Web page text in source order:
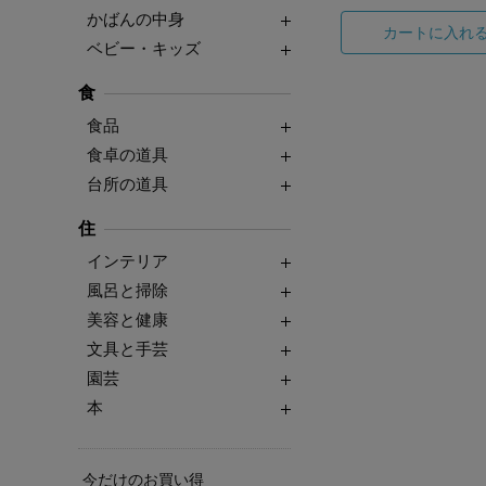
かばんの中身
ベビー・キッズ
食
食品
食卓の道具
台所の道具
住
インテリア
風呂と掃除
美容と健康
文具と手芸
園芸
本
今だけのお買い得
カートに入れ